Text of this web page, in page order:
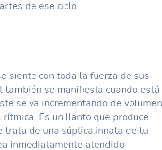
de ese ciclo.
siente con toda la fuerza de sus
también se manifiesta cuando está
se va incrementando de volumen
rítmica. Es un llanto que produce
trata de una súplica innata de tu
inmediatamente atendido